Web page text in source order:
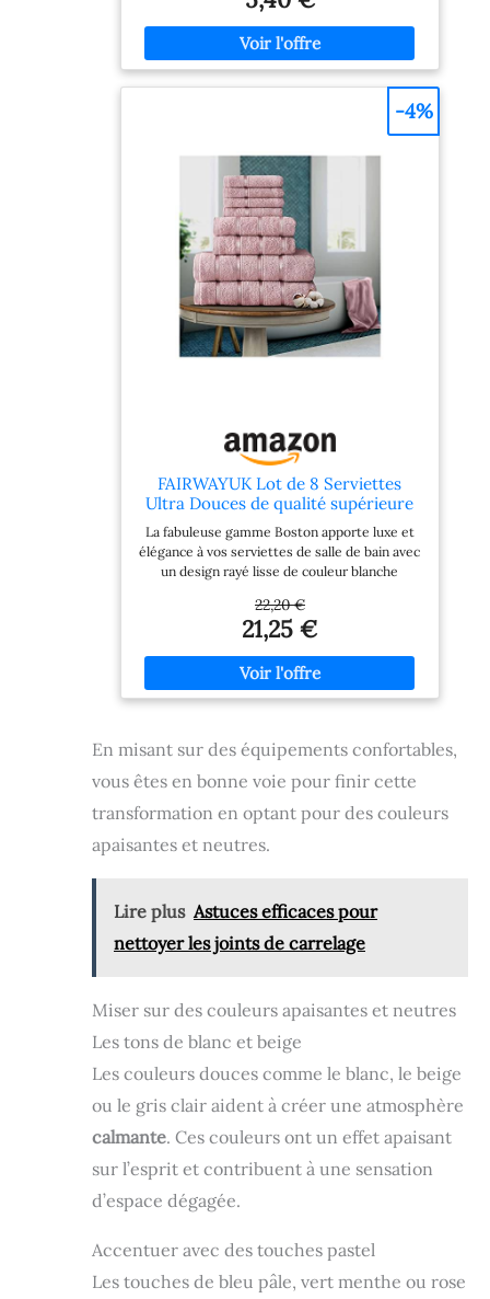
rencontre des matériaux de haute qualité et
un excellent savoir‑faire pour un usage
FAIRWAYUK Lot de 8 Serviettes
Ultra Douces de qualité supérieure
pour Salle de Bain, 100% Coton
égyptien, 4 Serviettes pour Le
Visage, 2 essuie-Mains, 2 Serviettes
de Bain, Rose pâle
La fabuleuse gamme Boston apporte luxe et
élégance à vos serviettes de salle de bain avec
un design rayé lisse de couleur blanche
Boston incluses dans cette balle sont parfaites
pour vous aider à sécher rapidement
doux, ces serviettes sont douces et lisses
contre votre peau, vous aident à rester au
machine sont rapides et pratiques pour
confort de votre propre maison. Avec un
certain nombre de couleurs attrayantes
disponibles, quels que soient vos besoins,
vous trouverez exactement ce que vous
22,20 €
21,25 €
-4%
En misant sur des équipements confortables,
vous êtes en bonne voie pour finir cette
transformation en optant pour des couleurs
apaisantes et neutres.
Lire plus Astuces efficaces pour
nettoyer les joints de carrelage
Miser sur des couleurs apaisantes et neutres
Les tons de blanc et beige
Les couleurs douces comme le blanc, le beige
ou le gris clair aident à créer une atmosphère
calmante. Ces couleurs ont un effet apaisant
sur l’esprit et contribuent à une sensation
d’espace dégagée.
Accentuer avec des touches pastel
Les touches de bleu pâle, vert menthe ou rose